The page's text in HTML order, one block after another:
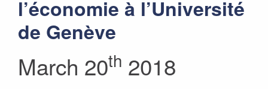
l’économie à l’Université
de Genève
March 20th 2018